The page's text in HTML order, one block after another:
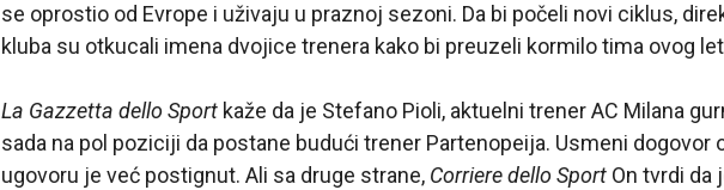
se oprostio od Evrope i uživaju u praznoj sezoni. Da bi počeli novi ciklus,
kluba su otkucali imena dvojice trenera kako bi preuzeli kormilo tima ovog
La Gazzetta dello Sport kaže da je Stefano Pioli, aktuelni trener AC Milana
sada na pol poziciji da postane budući trener Partenopeija. Usmeni dogovor
ugovoru je već postignut. Ali sa druge strane, Corriere dello Sport On tvrdi da